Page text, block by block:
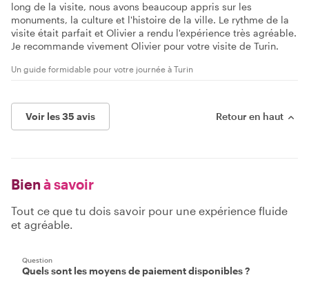
long de la visite, nous avons beaucoup appris sur les
monuments, la culture et l'histoire de la ville. Le rythme de la
visite était parfait et Olivier a rendu l'expérience très agréable.
Je recommande vivement Olivier pour votre visite de Turin.
Un guide formidable pour votre journée à Turin
Voir les 35 avis Retour en haut
Bien à savoir
Tout ce que tu dois savoir pour une expérience fluide
et agréable.
Question
Quels sont les moyens de paiement disponibles ?